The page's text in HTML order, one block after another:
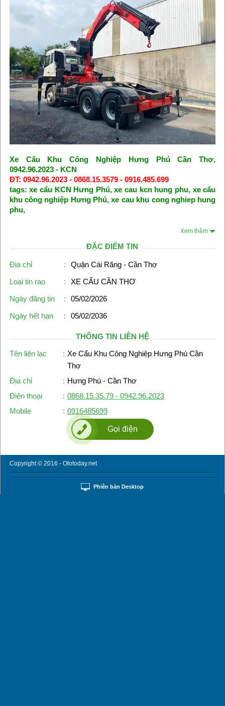
Xe Cẩu Khu Công Nghiệp Hưng Phú Cần Thơ,
0942.96.2023 - KCN
ĐT: 0942.96.2023 - 0868.15.3579 - 0916.485.699
tags: xe cẩu KCN Hưng Phú, xe cau kcn hung phu, xe cẩu
khu công nghiệp Hưng Phú, xe cau khu cong nghiep hung
phu,
Xem thêm
ĐẶC ĐIỂM TIN
Địa chỉ :
Quận Cái Răng - Cần Thơ
Loại tin rao
:
XE CẨU CẦN THƠ
Ngày đăng tin
:
05/02/2026
Ngày hết hạn
: 05/02/2036
THÔNG TIN LIÊN HỆ
Tên liên lạc
: Xe Cẩu Khu Công Nghiệp Hưng Phú Cần
Thơ
Địa chỉ
: Hưng Phú - Cần Thơ
Điện thoại
: 0868.15.35.79 - 0942.96.2023
Mobile
: 0916485699
Gọi điện
Copyright © 2016 - Ototoday.net
Phiên bản Desktop